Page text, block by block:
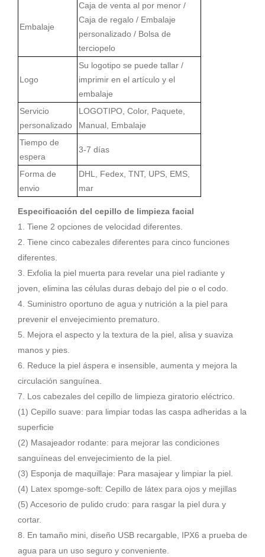
Embalaje
Caja de venta al por menor /
Caja de regalo / Embalaje
personalizado / Bolsa de
terciopelo
Logo
Su logotipo se puede tallar /
imprimir en el artículo y el
embalaje
Servicio
personalizado
LOGOTIPO, Color, Paquete,
Manual, Embalaje
Tiempo de
espera
3-7 días
Forma de
envio
DHL, Fedex, TNT, UPS, EMS,
mar
Especificación del cepillo de limpieza facial
1. Tiene 2 opciones de velocidad diferentes.
2. Tiene cinco cabezales diferentes para cinco funciones
diferentes.
3. Exfolia la piel muerta para revelar una piel radiante y
joven, elimina las células duras debajo del pie o el codo.
4. Suministro oportuno de agua y nutrición a la piel para
prevenir el envejecimiento prematuro.
5. Mejora el aspecto y la textura de la piel, alisa y suaviza
manos y pies.
6. Reduce la piel áspera e insensible, aumenta y mejora la
circulación sanguínea.
7. Los cabezales del cepillo de limpieza giratorio eléctrico.
(1) Cepillo suave: para limpiar todas las caspa adheridas a la
superficie
(2) Masajeador rodante: para mejorar las condiciones
sanguíneas del envejecimiento de la piel.
(3) Esponja de maquillaje: Para masajear y limpiar la piel.
(4) Latex spomge-soft: Cepillo de látex para ojos y mejillas
(5) Accesorio de pulido crudo: para rasgar la piel dura y
cortar.
8. En tamaño mini, diseño USB recargable, IPX6 a prueba de
agua para un uso seguro y conveniente.